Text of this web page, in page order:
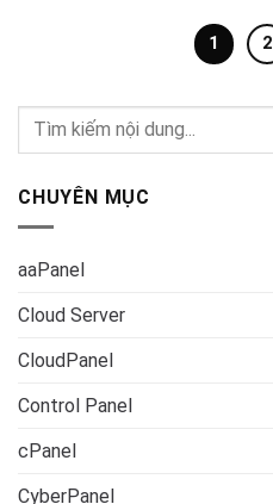
1 2
CHUYÊN MỤC
aaPanel
Cloud Server
CloudPanel
Control Panel
cPanel
CyberPanel